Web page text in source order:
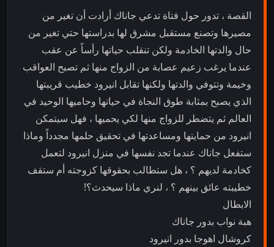
القصة ، تدور حول فتاة تدعي جاناك أرادت أن تغير من
مصيرها وتصنع مستقبل مشرق لها بدراستها حتي تغير من
حال والدتها الخادمة ولكن تنقلب حياتها رأساً عن عقب
عندما يرغب زعيم عصابة من الزواج منها ثم تصبح العواقب
وخيمة وتتوفي والدتها ولكنها تقابل انيرود خطيب قريبتها
الذي يصبح بمثابة طوق النجاة في حياتها وحاميها الوحيد في
العالم ثم يتضطر للزواج منها لكي يحميها ، فهل سيتمكن
انيرود من حمايتها ومساعدتها في تحقيق حلمها مجدداً وماذا
ستفعل جاناك عندما تجد نفسها في منزل انيرود لتعمل
كخادمة لديهم ؟ ، هل ستطالب بحقوقها كزوجته أم ستقف
خطيبته عائق بينهم ؟ ، لنري ماذا سيحدث؟!
الابطال
هبة نواب بدور جاناك
كروشال اهوجا بدور انيرود